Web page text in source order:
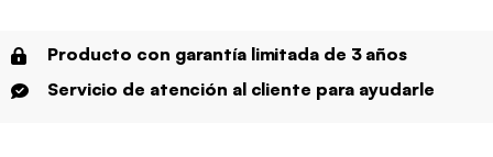
Producto con garantía limitada de 3 años
Servicio de atención al cliente para ayudarle